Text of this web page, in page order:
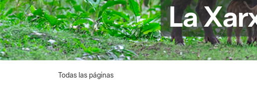
La
Todas las páginas